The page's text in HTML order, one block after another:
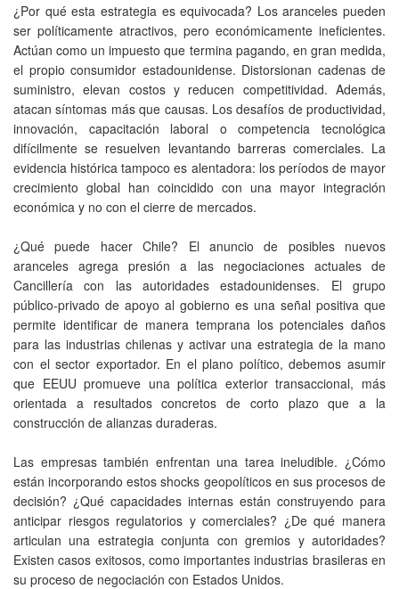
¿Por qué esta estrategia es equivocada? Los aranceles pueden
ser políticamente atractivos, pero económicamente ineficientes.
Actúan como un impuesto que termina pagando, en gran medida,
el propio consumidor estadounidense. Distorsionan cadenas de
suministro, elevan costos y reducen competitividad. Además,
atacan síntomas más que causas. Los desafíos de productividad,
innovación, capacitación laboral o competencia tecnológica
difícilmente se resuelven levantando barreras comerciales. La
evidencia histórica tampoco es alentadora: los períodos de mayor
crecimiento global han coincidido con una mayor integración
económica y no con el cierre de mercados.
¿Qué puede hacer Chile? El anuncio de posibles nuevos
aranceles agrega presión a las negociaciones actuales de
Cancillería con las autoridades estadounidenses. El grupo
público-privado de apoyo al gobierno es una señal positiva que
permite identificar de manera temprana los potenciales daños
para las industrias chilenas y activar una estrategia de la mano
con el sector exportador. En el plano político, debemos asumir
que EEUU promueve una política exterior transaccional, más
orientada a resultados concretos de corto plazo que a la
construcción de alianzas duraderas.
Las empresas también enfrentan una tarea ineludible. ¿Cómo
están incorporando estos shocks geopolíticos en sus procesos de
decisión? ¿Qué capacidades internas están construyendo para
anticipar riesgos regulatorios y comerciales? ¿De qué manera
articulan una estrategia conjunta con gremios y autoridades?
Existen casos exitosos, como importantes industrias brasileras en
su proceso de negociación con Estados Unidos.